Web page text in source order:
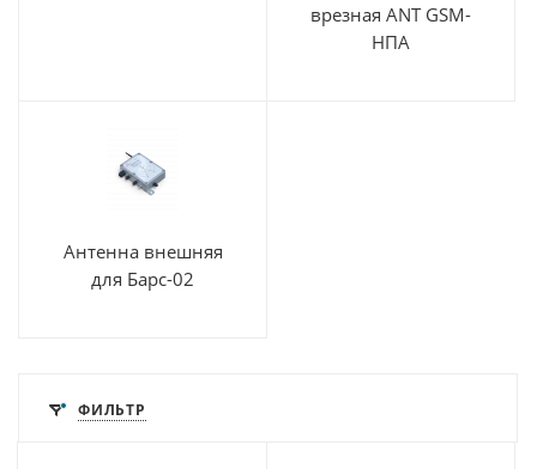
врезная ANT GSM-
НПА
Антенна внешняя
для Барс-02
ФИЛЬТР